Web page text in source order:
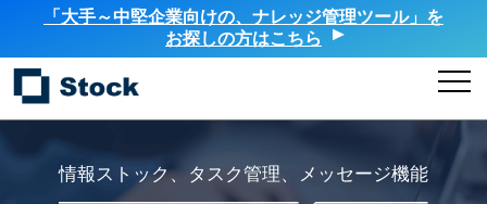
「大手～中堅企業向けの、ナレッジ管理ツール」を
お探しの方はこちら
情報ストック、タスク管理、メッセージ機能